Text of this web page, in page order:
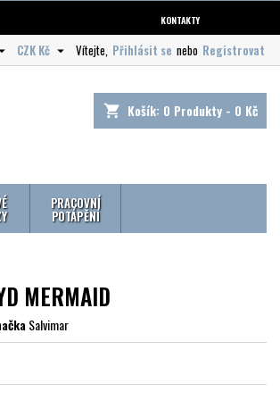
KONTAKTY
Vítejte, Přihlásit se nebo Registrovat
CZK Kč 
shopping_cart Košík: 0 Produkty - 0 Kč
PRACOVNÍ
POTÁPĚNÍ
MERMAID
Salvimar